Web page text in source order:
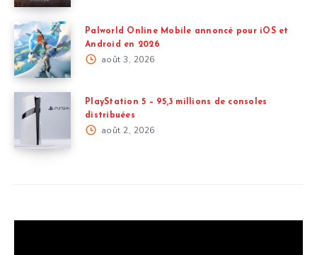
Palworld Online Mobile annoncé pour iOS et
Android en 2026
août 3, 2026
PlayStation 5 – 95,3 millions de consoles
distribuées
août 2, 2026